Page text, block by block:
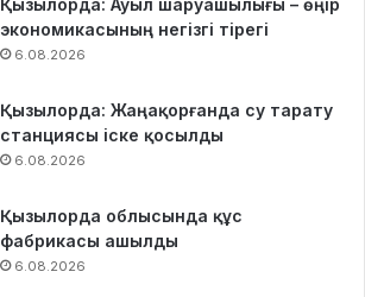
Қызылорда: Ауыл шаруашылығы – өңір
экономикасының негізгі тірегі
6.08.2026
Қызылорда: Жаңақорғанда су тарату
станциясы іске қосылды
6.08.2026
Қызылорда облысында құс
фабрикасы ашылды
6.08.2026